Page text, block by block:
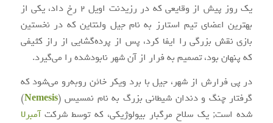
یک روز پیش از وقایعی که در رزیدنت اویل ۲ رخ داد، یکی از
بهترین اعضای تیم استارز به نام جیل ولنتاین که در نخستین
بازی نقش بزرگی را ایفا کرد، پس از پرده‌گشایی از راز کثیفی
که پنهان بود، تصمیم به فرار از آن شهر نابودشده را می‌گیرد.
در پی فرارش از شهر، جیل با برد ویکر خائن روبه‌رو می‌شود که
گرفتار چنگ و دندان شیطانی بزرگ به نام نمسیس (Nemesis
)
شده است; یک سلاح مرگبار بیولوژیکی، که توسط شرکتآمبرلا